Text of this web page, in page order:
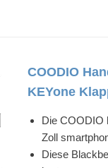
COODIO
KEYone
Die COODIO
Zoll
Diese